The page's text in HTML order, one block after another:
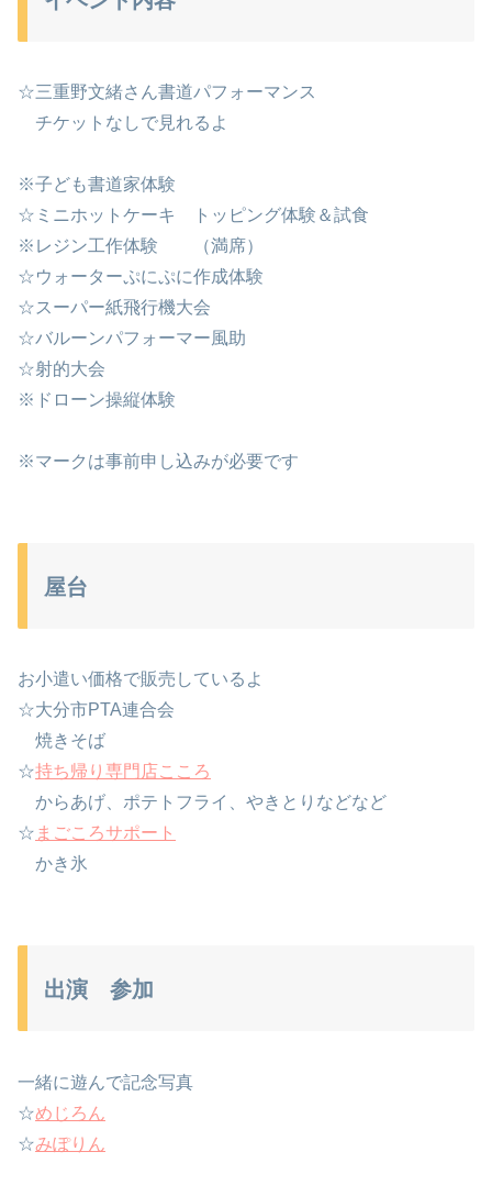
☆三重野文緒さん書道パフォーマンス
チケットなしで見れるよ
※子ども書道家体験
☆ミニホットケーキ トッピング体験＆試食
※レジン工作体験 （満席）
☆ウォーターぷにぷに作成体験
☆スーパー紙飛行機大会
☆バルーンパフォーマー風助
☆射的大会
※ドローン操縦体験
※マークは事前申し込みが必要です
屋台
お小遣い価格で販売しているよ
☆大分市PTA連合会
焼きそば
☆持ち帰り専門店こころ
からあげ、ポテトフライ、やきとりなどなど
☆ まごころサポート
かき氷
出演 参加
一緒に遊んで記念写真
☆めじろん
☆みぽりん